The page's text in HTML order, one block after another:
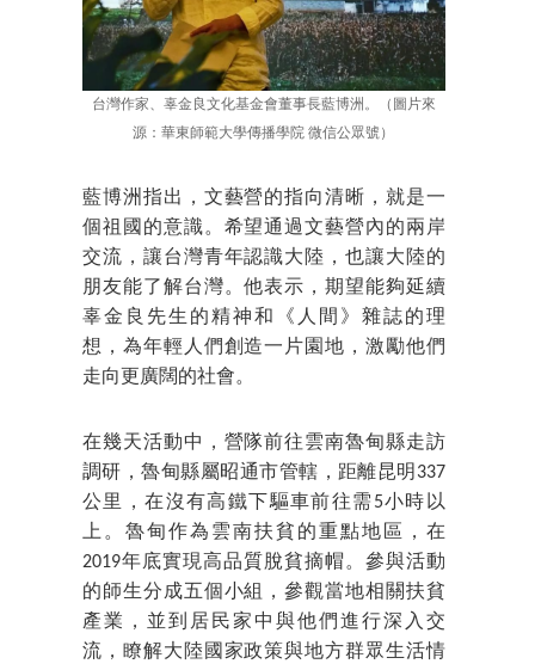
台灣作家、辜金良文化基金會董事長藍博洲。（圖片來
源：華東師範大學傳播學院 微信公眾號）
藍博洲指出，文藝營的指向清晰，就是一
個祖國的意識。希望通過文藝營內的兩岸
交流，讓台灣青年認識大陸，也讓大陸的
朋友能了解台灣。他表示，期望能夠延續
辜金良先生的精神和《人間》雜誌的理
想，為年輕人們創造一片園地，激勵他們
走向更廣闊的社會。
在幾天活動中，營隊前往雲南魯甸縣走訪
調研，魯甸縣屬昭通市管轄，距離昆明337
公里，在沒有高鐵下驅車前往需5小時以
上。魯甸作為雲南扶貧的重點地區，在
2019年底實現高品質脫貧摘帽。參與活動
的師生分成五個小組，參觀當地相關扶貧
產業，並到居民家中與他們進行深入交
流，瞭解大陸國家政策與地方群眾生活情